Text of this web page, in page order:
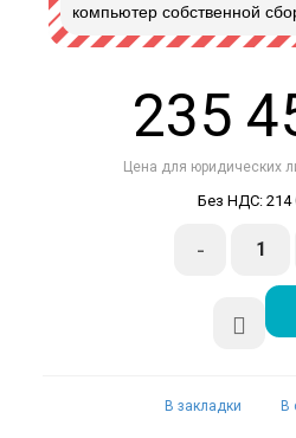
компьютер собственной
235
Цена для юридических
Без НДС: 214
-
В закладки В